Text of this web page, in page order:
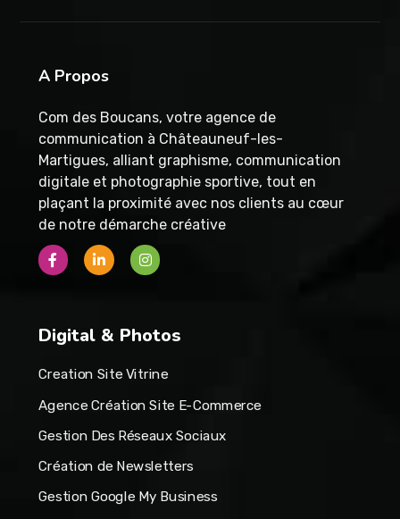
A Propos
Com des Boucans, votre agence de
communication à Châteauneuf-les-
Martigues, alliant graphisme, communication
digitale et photographie sportive, tout en
plaçant la proximité avec nos clients au cœur
de notre démarche créative
Digital & Photos
Creation Site Vitrine
Agence Création Site E-Commerce
Gestion Des Réseaux Sociaux
Création de Newsletters
Gestion Google My Business